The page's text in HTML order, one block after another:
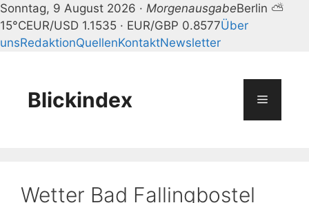
Sonntag, 9 August 2026 · MorgenausgabeBerlin ⛅
15°CEUR/USD 1.1535 · EUR/GBP 0.8577Über
unsRedaktionQuellenKontaktNewsletter
springenBlickindex Menü
Wetter Bad Fallingbostel